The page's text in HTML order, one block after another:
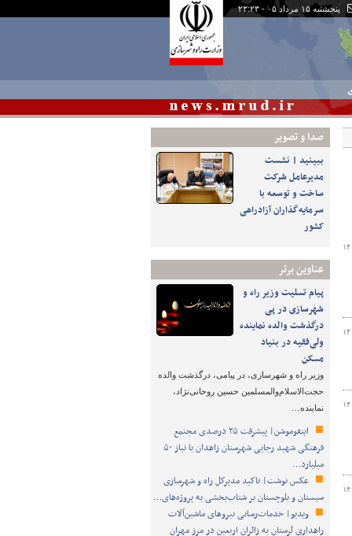
پنجشنبه ۱۵ مرداد ۰۵ - ۲۳:۲۳
صدا و تصوير
ببینید | نشست
مدیرعامل شرکت
ساخت و توسعه با
سرمایه‌گذاران آزادراهی
کشور
عناوین برتر
پیام تسلیت وزیر راه و
شهرسازی در پی
درگذشت والده نماینده
ولی‌فقیه در بنیاد
مسکن
وزیر راه و شهرسازی، در پیامی، درگذشت والده
حجت‌الاسلام‌والمسلمین حسین روحانی‌نژاد،
نماینده…
اینفوموشن| پیشرفت ۲۵ درصدی مجتمع
فرهنگی شهید رجایی شهرستان زاهدان با نیاز ۵۰
میلیارد…
عکس نوشت| تاکید مدیرکل راه و شهرسازی
سیستان و بلوچستان بر شتاب‌بخشی به پروژه‌های…
ویدیو| خدمات‌رسانی نیروهای ماشین‌آلات
راهداری لرستان به زائران اربعین در مرز مهران